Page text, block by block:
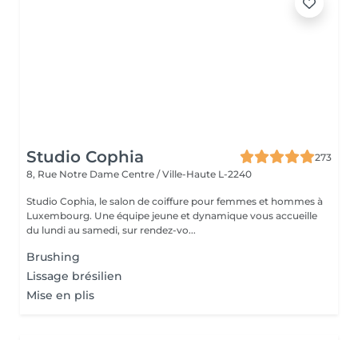
Studio Cophia
273
8, Rue Notre Dame Centre / Ville-Haute L-2240
Studio Cophia, le salon de coiffure pour femmes et hommes à
Luxembourg. Une équipe jeune et dynamique vous accueille
du lundi au samedi, sur rendez-vo...
Brushing
Lissage brésilien
Mise en plis